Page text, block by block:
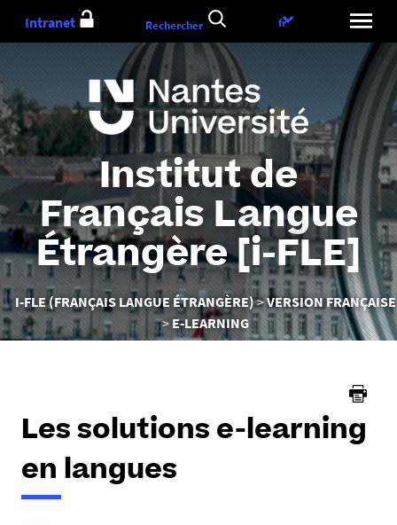
Aller
au
contenu
Institut de
Français Langue
Étrangère [i-FLE]
Vous
êtes
ici :
I-FLE (FRANÇAIS LANGUE ÉTRANGÈRE)
VERSION FRANÇAISE
E-LEARNING
Intranet Rechercher
Choix
fr
Les solutions e-learning
en langues